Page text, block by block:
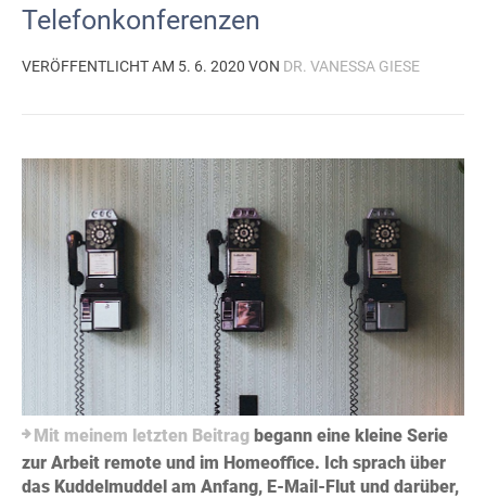
Telefonkonferenzen
VERÖFFENTLICHT AM 5. 6. 2020 VON DR. VANESSA GIESE
Mit meinem letzten Beitrag begann eine kleine Serie
zur Arbeit remote und im Homeoffice. Ich sprach über
das Kuddelmuddel am Anfang, E-Mail-Flut und darüber,